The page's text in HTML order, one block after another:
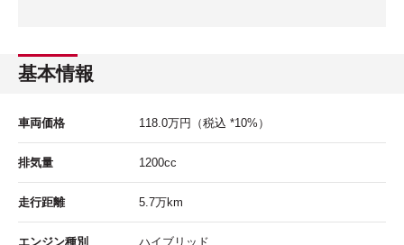
基本情報
車両価格 118.0万円 （税込 *10%）
排気量 1200cc
走行距離 5.7万km
エンジン種別 ハイブリッド